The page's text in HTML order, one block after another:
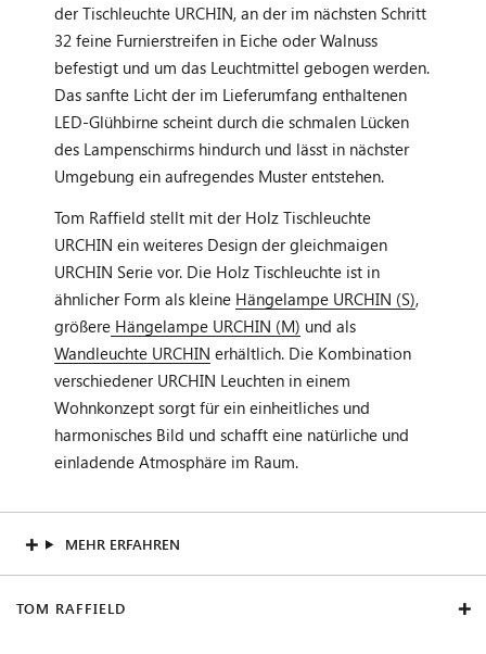
der Tischleuchte URCHIN, an der im nächsten Schritt
32 feine Furnierstreifen in Eiche oder Walnuss
befestigt und um das Leuchtmittel gebogen werden.
Das sanfte Licht der im Lieferumfang enthaltenen
LED-Glühbirne scheint durch die schmalen Lücken
des Lampenschirms hindurch und lässt in nächster
Umgebung ein aufregendes Muster entstehen.
Tom Raffield stellt mit der Holz Tischleuchte
URCHIN ein weiteres Design der gleichmaigen
URCHIN Serie vor. Die Holz Tischleuchte ist in
ähnlicher Form als kleine Hängelampe URCHIN (S),
größere Hängelampe URCHIN (M) und als
Wandleuchte URCHIN erhältlich. Die Kombination
verschiedener URCHIN Leuchten in einem
Wohnkonzept sorgt für ein einheitliches und
harmonisches Bild und schafft eine natürliche und
einladende Atmosphäre im Raum.
MEHR ERFAHREN
TOM RAFFIELD